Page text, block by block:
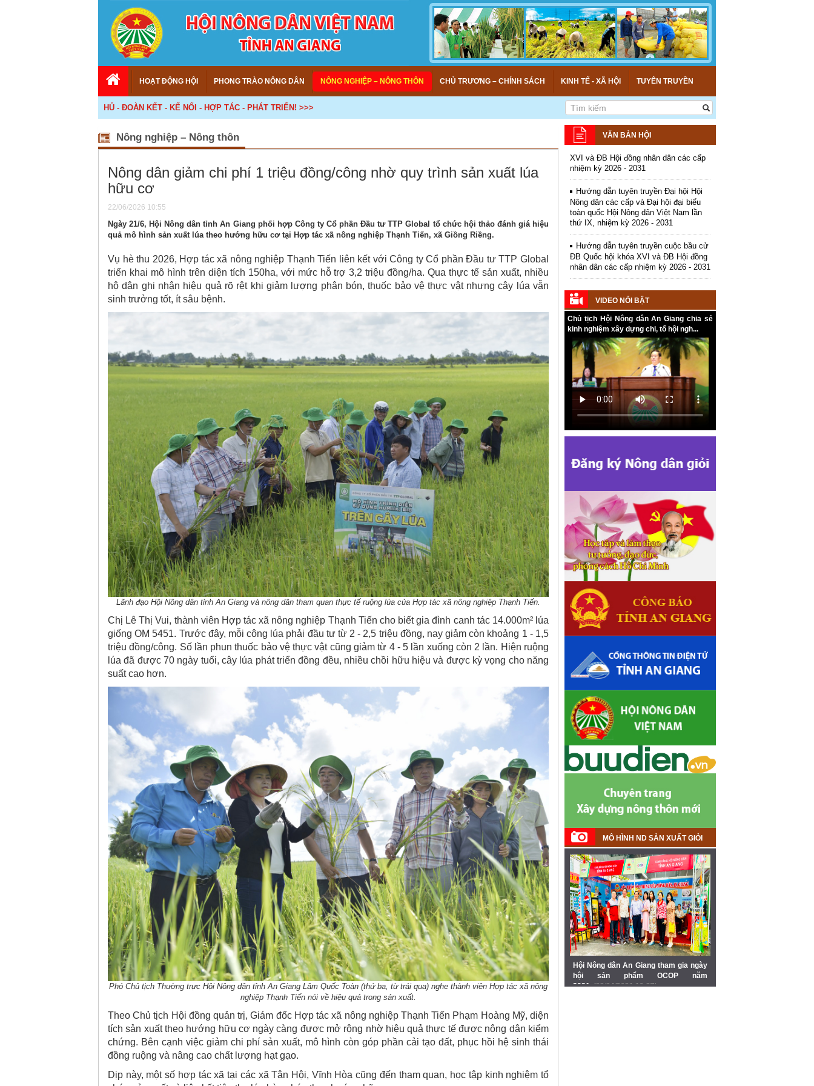
HOẠT ĐỘNG HỘI PHONG TRÀO NÔNG DÂN NÔNG NGHIỆP – NÔNG THÔN CHỦ TRƯƠNG – CHÍNH SÁCH KINH TẾ - XÃ HỘI TUYÊN TRUYỀN
<<< DÂN CHỦ - ĐOÀN KẾT - KẾ NỐI - HỢP TÁC - PHÁT TRIỂN! >>>
Nông nghiệp – Nông thôn
Nông dân giảm chi phí 1 triệu đồng/công nhờ quy trình sản xuất lúa
hữu cơ
22/06/2026 10:55
Ngày 21/6, Hội Nông dân tỉnh An Giang phối hợp Công ty Cổ phần Đầu tư TTP Global tổ chức hội thảo đánh giá hiệu
quả mô hình sản xuất lúa theo hướng hữu cơ tại Hợp tác xã nông nghiệp Thạnh Tiến, xã Giồng Riềng.
Vụ hè thu 2026, Hợp tác xã nông nghiệp Thạnh Tiến liên kết với Công ty Cổ phần Đầu tư TTP Global
triển khai mô hình trên diện tích 150ha, với mức hỗ trợ 3,2 triệu đồng/ha. Qua thực tế sản xuất, nhiều
hộ dân ghi nhận hiệu quả rõ rệt khi giảm lượng phân bón, thuốc bảo vệ thực vật nhưng cây lúa vẫn
sinh trưởng tốt, ít sâu bệnh.
Lãnh đạo Hội Nông dân tỉnh An Giang và nông dân tham quan thực tế ruộng lúa của Hợp tác xã nông nghiệp Thạnh Tiến.
Chị Lê Thị Vui, thành viên Hợp tác xã nông nghiệp Thạnh Tiến cho biết gia đình canh tác 14.000m² lúa
giống OM 5451. Trước đây, mỗi công lúa phải đầu tư từ 2 - 2,5 triệu đồng, nay giảm còn khoảng 1 - 1,5
triệu đồng/công. Số lần phun thuốc bảo vệ thực vật cũng giảm từ 4 - 5 lần xuống còn 2 lần. Hiện ruộng
lúa đã được 70 ngày tuổi, cây lúa phát triển đồng đều, nhiều chồi hữu hiệu và được kỳ vọng cho năng
suất cao hơn.
Phó Chủ tịch Thường trực Hội Nông dân tỉnh An Giang Lâm Quốc Toàn (thứ ba, từ trái qua) nghe thành viên Hợp tác xã nông
nghiệp Thạnh Tiến nói về hiệu quả trong sản xuất.
Theo Chủ tịch Hội đồng quản trị, Giám đốc Hợp tác xã nông nghiệp Thạnh Tiến Phạm Hoàng Mỹ, diện
tích sản xuất theo hướng hữu cơ ngày càng được mở rộng nhờ hiệu quả thực tế được nông dân kiểm
chứng. Bên cạnh việc giảm chi phí sản xuất, mô hình còn góp phần cải tạo đất, phục hồi hệ sinh thái
đồng ruộng và nâng cao chất lượng hạt gạo.
Dịp này, một số hợp tác xã tại các xã Tân Hội, Vĩnh Hòa cũng đến tham quan, học tập kinh nghiệm tổ
VĂN BẢN HỘI
Kế hoạch tổ chức Hội chợ triển lãm
Nông nghiệp - Thương mại sản phẩm
nông thôn tiêu biểu tỉnh An Giang năm
2026
Kế hoạch tổ chức đợt cao điểm tuyên
truyền cuộc bầu cử ĐB Quốc hội khóa
XVI và ĐB Hội đồng nhân dân các cấp
Hướng dẫn tuyên truyền Đại hội Hội
toàn quốc Hội Nông dân Việt Nam lần
thứ IX, nhiệm kỳ 2026 - 2031
Hướng dẫn tuyên truyền cuộc bầu cử
nhân dân các cấp nhiệm kỳ 2026 - 2031
Kế hoạch Tổ chức Đại hội Hội Nông
2030
VIDEO NỔI BẬT
Chủ tịch Hội Nông dân An Giang chia sẻ
kinh nghiệm xây dựng chi, tổ hội ngh...
MÔ HÌNH ND SẢN XUẤT GIỎI
Hội Nông dân An Giang tham gia ngày
hội sản phẩm OCOP năm
2021 (23/04/2021 10:27)